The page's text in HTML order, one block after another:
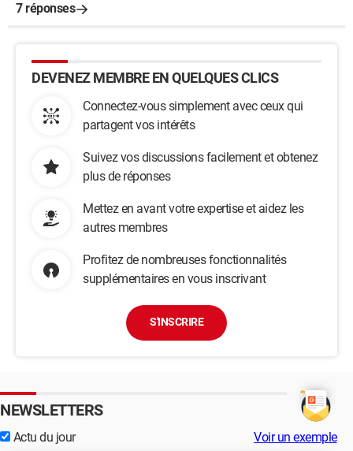
7 réponses
DEVENEZ MEMBRE EN QUELQUES CLICS
Connectez-vous simplement avec ceux qui
partagent vos intérêts
Suivez vos discussions facilement et obtenez
plus de réponses
Mettez en avant votre expertise et aidez les
autres membres
Profitez de nombreuses fonctionnalités
supplémentaires en vous inscrivant
S'INSCRIRE
NEWSLETTERS
Actu du jour Voir un exemple